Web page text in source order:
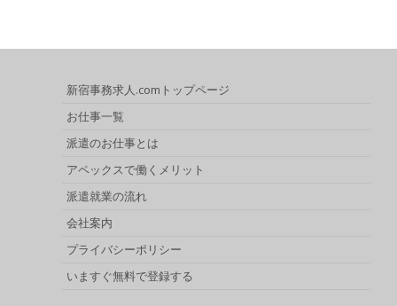
新宿事務求人.comトップページ
お仕事一覧
派遣のお仕事とは
アペックスで働くメリット
派遣就業の流れ
会社案内
プライバシーポリシー
いますぐ無料で登録する